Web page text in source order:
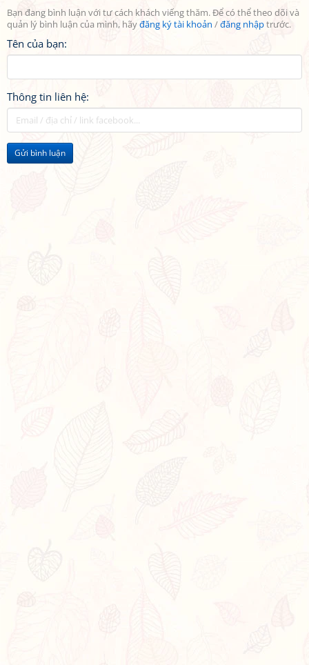
Bạn đang bình luận với tư cách khách viếng thăm. Để có thể theo dõi và
quản lý bình luận của mình, hãyđăng ký tài khoản /đăng nhậptrước.
Tên của bạn:
Thông tin liên hệ:
Gửi bình luận